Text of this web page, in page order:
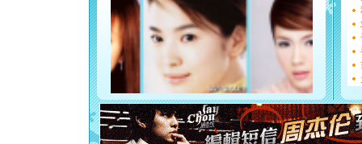
都要快乐
[圣诞节]
如意,快
[元旦]
看
断电。
你是我
[元旦] 如
起；二是
离。水晶
[元旦]当